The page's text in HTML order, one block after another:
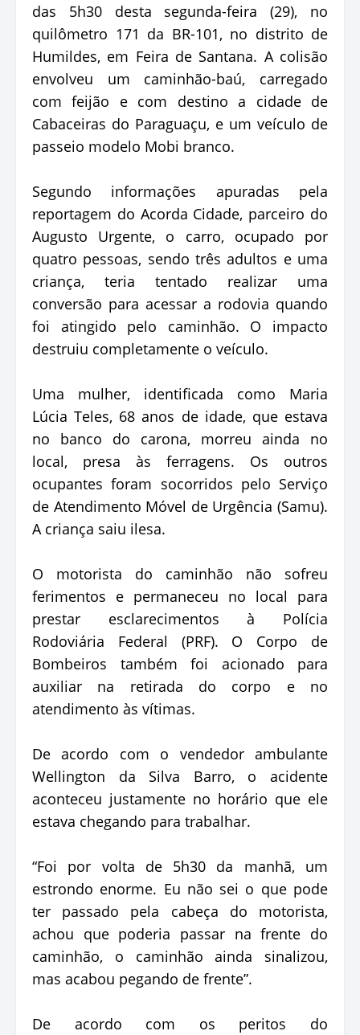
das 5h30 desta segunda-feira (29), no
quilômetro 171 da BR-101, no distrito de
Humildes, em Feira de Santana. A colisão
envolveu um caminhão-baú, carregado
com feijão e com destino a cidade de
Cabaceiras do Paraguaçu, e um veículo de
passeio modelo Mobi branco.
Segundo informações apuradas pela
reportagem do Acorda Cidade, parceiro do
Augusto Urgente, o carro, ocupado por
quatro pessoas, sendo três adultos e uma
criança, teria tentado realizar uma
conversão para acessar a rodovia quando
foi atingido pelo caminhão. O impacto
destruiu completamente o veículo.
Uma mulher, identificada como Maria
Lúcia Teles, 68 anos de idade, que estava
no banco do carona, morreu ainda no
local, presa às ferragens. Os outros
ocupantes foram socorridos pelo Serviço
de Atendimento Móvel de Urgência (Samu).
A criança saiu ilesa.
O motorista do caminhão não sofreu
ferimentos e permaneceu no local para
prestar esclarecimentos à Polícia
Rodoviária Federal (PRF). O Corpo de
Bombeiros também foi acionado para
auxiliar na retirada do corpo e no
atendimento às vítimas.
De acordo com o vendedor ambulante
Wellington da Silva Barro, o acidente
aconteceu justamente no horário que ele
estava chegando para trabalhar.
“Foi por volta de 5h30 da manhã, um
estrondo enorme. Eu não sei o que pode
ter passado pela cabeça do motorista,
achou que poderia passar na frente do
caminhão, o caminhão ainda sinalizou,
mas acabou pegando de frente”.
De acordo com os peritos do